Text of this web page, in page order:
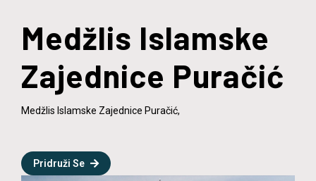
Medžlis Islamske
Zajednice Puračić
Medžlis Islamske Zajednice Puračić,
Pridruži Se